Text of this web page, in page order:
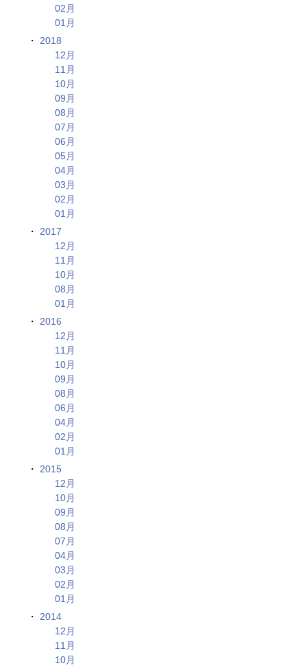
02月
01月
2018
12月
11月
10月
09月
08月
07月
06月
05月
04月
03月
02月
01月
2017
12月
11月
10月
08月
01月
2016
12月
11月
10月
09月
08月
06月
04月
02月
01月
2015
12月
10月
09月
08月
07月
04月
03月
02月
01月
2014
12月
11月
10月